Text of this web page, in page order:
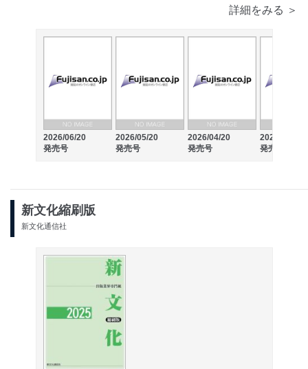
詳細をみる ＞
2026/06/20
発売号
2026/05/20
発売号
2026/04/20
発売号
2026/03/20
発売号
新文化縮刷版
新文化通信社